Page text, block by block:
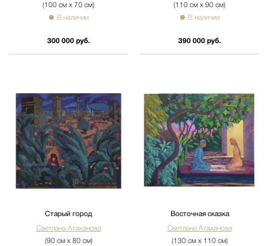
(100 см х 70 см)
В наличии
300 000 руб.
(110 см х 90 см)
В наличии
390 000 руб.
Старый город
Светлана Атаханова
(90 см х 80 см)
Восточная сказка
Светлана Атаханова
(130 см х 110 см)